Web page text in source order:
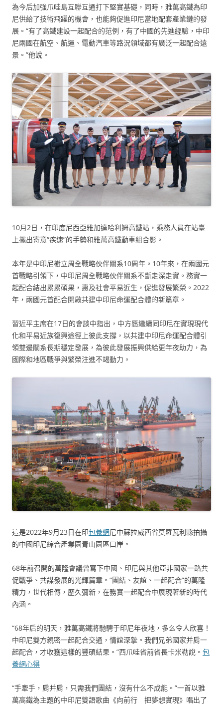
為今后加強爪哇島互聯互通打下堅實基礎，同時，雅萬高鐵為印
尼供給了技術飛躍的機會，也能夠促進印尼當地配套產業鏈的發
展。“有了高鐵建設一起配合的范例，有了中國的先進經驗，中印
尼兩國在航空、航運、電動汽車等路況領域都有廣泛一起配合遠
景。”他說。
10月2日，在印度尼西亞雅加達哈利姆高鐵站，乘務人員在站臺
上擺出寄意“疾速”的手勢和雅萬高鐵動車組合影。
本年是中印尼樹立周全戰略伙伴關系10周年。10年來，在兩國元
首戰略引領下，中印尼周全戰略伙伴關系不斷走深走實。務實一
起配合結出累累碩果，惠及社會平易近生，促進發展繁榮。2022
年，兩國元首配合開啟共建中印尼命運配合體的新篇章。
習近平主席在17日的會談中指出，中方愿繼續同印尼在實現現代
化和平易近族復興途徑上彼此支撐，以共建中印尼命運配合體引
領雙邊關系長期穩定發展，為彼此發展振興供給更年夜助力，為
國際和地區戰爭與繁榮注進不竭動力。
這是2022年9月23日在印包養網尼中蘇拉威西省莫羅瓦利縣拍攝
的中國印尼綜合產業園青山園區口岸。
68年前召開的萬隆會議曾寫下中國、印尼與其他亞非國家一路共
促戰爭、共謀發展的光輝篇章。“團結、友誼、一起配合”的萬隆
精力，世代相傳，歷久彌新，在務實一起配合中展現著新的時代
內涵。
“68年后的明天，雅萬高鐵將馳騁于印尼年夜地，多么令人欣喜！
中印尼雙方親密一起配合交通，情誼深摯。我們兄弟國家并肩一
起配合，才收獲這樣的豐碩結果。”西爪哇省前省長卡米勒說。 包
養網心得
“手牽手，肩并肩，只需我們團結，沒有什么不成能。”一首以雅
萬高鐵為主題的中印尼雙語歌曲《向前行 把夢想實現》唱出了